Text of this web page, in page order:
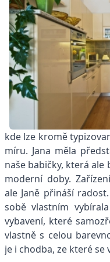
kde lze kromě
míru. Jana měla
naše babičky, která
moderní doby.
ale Janě přináší
sobě vlastním
vybavení, které
vlastně s celou
je i chodba, ze které